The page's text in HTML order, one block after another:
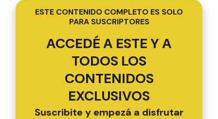
ESTE CONTENIDO COMPLETO ES SOLO
PARA SUSCRIPTORES
ACCEDÉ A ESTE Y A
TODOS LOS
CONTENIDOS
EXCLUSIVOS
Suscribite y empezá a disfrutar